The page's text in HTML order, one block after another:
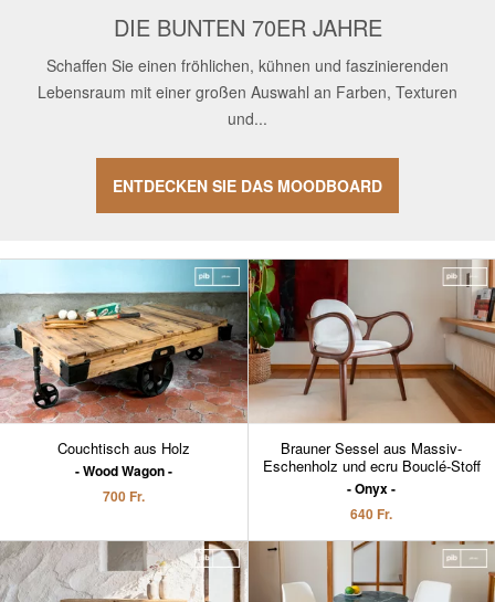
DIE BUNTEN 70ER JAHRE
Schaffen Sie einen fröhlichen, kühnen und faszinierenden
Lebensraum mit einer großen Auswahl an Farben, Texturen
und...
ENTDECKEN SIE DAS MOODBOARD
Couchtisch aus Holz
Wood Wagon
700 Fr.
Brauner Sessel aus Massiv-
Eschenholz und ecru Bouclé-Stoff
Onyx
640 Fr.